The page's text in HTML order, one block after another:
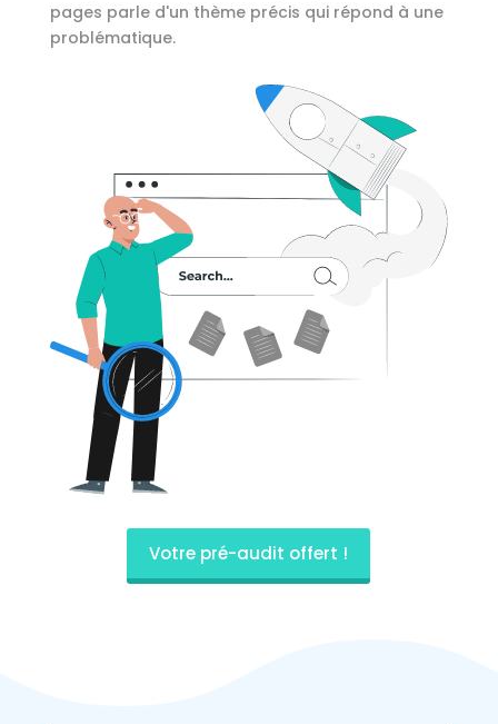
pages parle d'un thème précis qui répond à une
problématique.
Votre pré-audit offert !